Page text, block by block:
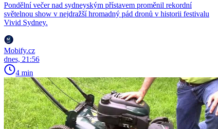
Pondělní večer nad sydneyským přístavem proměnil rekordní
světelnou show v nejdražší hromadný pád dronů v historii festivalu
Vivid Sydney.
Mobify.cz
dnes, 21:56
4 min